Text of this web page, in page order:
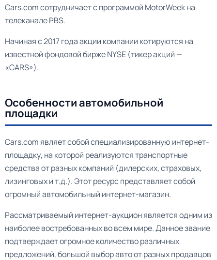
Cars.com сотрудничает с программой MotorWeek на
телеканале PBS.
Начиная с 2017 года акции компании котируются на
известной фондовой бирже NYSE (тикер акций —
«CARS»).
Особенности автомобильной
площадки
Cars.com являет собой специализированную интернет-
площадку, на которой реализуются транспортные
средства от разных компаний (дилерских, страховых,
лизинговых и т.д.). Этот ресурс представляет собой
огромный автомобильный интернет-магазин.
Рассматриваемый интернет-аукцион является одним из
наиболее востребованных во всем мире. Данное звание
подтверждает огромное количество различных
предложений, большой выбор авто от разных продавцов